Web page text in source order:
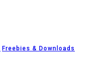
Freebies & Downloads